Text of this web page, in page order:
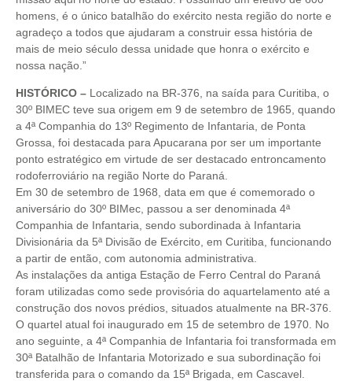
homens, é o único batalhão do exército nesta região do norte e
agradeço a todos que ajudaram a construir essa história de
mais de meio século dessa unidade que honra o exército e
nossa nação.”
HISTÓRICO – Localizado na BR-376, na saída para Curitiba, o
30º BIMEC teve sua origem em 9 de setembro de 1965, quando
a 4ª Companhia do 13º Regimento de Infantaria, de Ponta
Grossa, foi destacada para Apucarana por ser um importante
ponto estratégico em virtude de ser destacado entroncamento
rodoferroviário na região Norte do Paraná.
Em 30 de setembro de 1968, data em que é comemorado o
aniversário do 30º BIMec, passou a ser denominada 4ª
Companhia de Infantaria, sendo subordinada à Infantaria
Divisionária da 5ª Divisão de Exército, em Curitiba, funcionando
a partir de então, com autonomia administrativa.
As instalações da antiga Estação de Ferro Central do Paraná
foram utilizadas como sede provisória do aquartelamento até a
construção dos novos prédios, situados atualmente na BR-376.
O quartel atual foi inaugurado em 15 de setembro de 1970. No
ano seguinte, a 4ª Companhia de Infantaria foi transformada em
30ª Batalhão de Infantaria Motorizado e sua subordinação foi
transferida para o comando da 15ª Brigada, em Cascavel.